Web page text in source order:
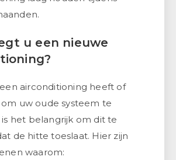
u een nieuwe
airconditioning heeft of
uw oude systeem te
het belangrijk om dit te
de hitte toeslaat. Hier zijn
waarom: